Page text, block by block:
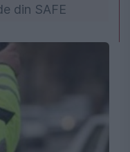
din SAFE